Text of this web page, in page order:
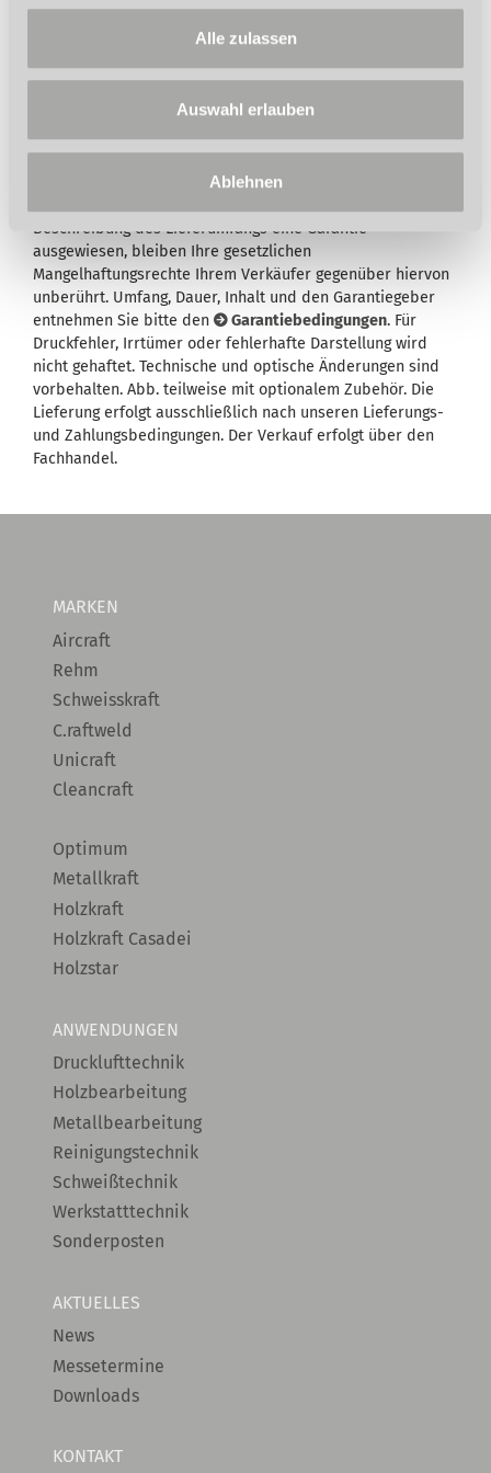
Alle zulassen
Auswahl erlauben
Ablehnen
Tragkraft
Mit Lenkrollen für beste Rangierfähigkeit
Beschreibung des Lieferumfangs eine Garantie
ausgewiesen, bleiben Ihre gesetzlichen
Mangelhaftungsrechte Ihrem Verkäufer gegenüber hiervon
unberührt. Umfang, Dauer, Inhalt und den Garantiegeber
entnehmen Sie bitte den
Garantiebedingungen. Für
Druckfehler, Irrtümer oder fehlerhafte Darstellung wird
nicht gehaftet. Technische und optische Änderungen sind
vorbehalten. Abb. teilweise mit optionalem Zubehör. Die
Lieferung erfolgt ausschließlich nach unseren Lieferungs-
und Zahlungsbedingungen. Der Verkauf erfolgt über den
Fachhandel.
MARKEN
Aircraft
Rehm
Schweisskraft
C.raftweld
Unicraft
Cleancraft
Optimum
Metallkraft
Holzkraft
Holzkraft Casadei
Holzstar
ANWENDUNGEN
Drucklufttechnik
Holzbearbeitung
Metallbearbeitung
Reinigungstechnik
Schweißtechnik
Werkstatttechnik
Sonderposten
AKTUELLES
News
Messetermine
Downloads
KONTAKT